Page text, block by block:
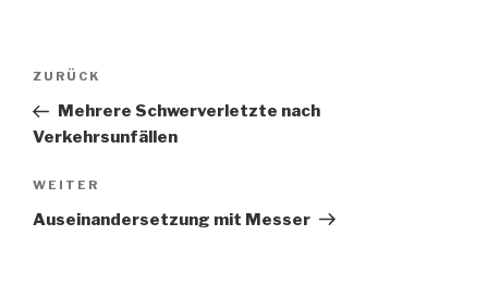
Beitragsnavigation
Vorheriger
Beitrag
ZURÜCK
Mehrere Schwerverletzte nach
Verkehrsunfällen
Nächster
Beitrag
WEITER
Auseinandersetzung mit Messer